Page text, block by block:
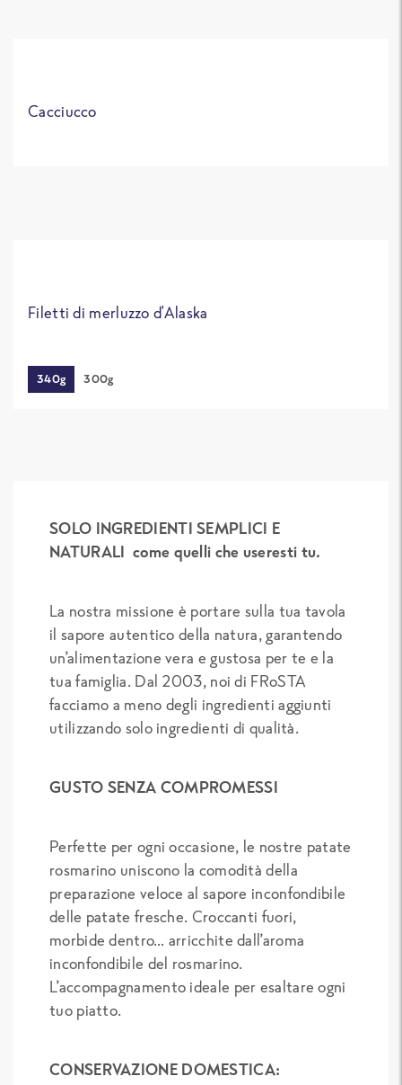
Cacciucco
Filetti di merluzzo d'Alaska
340g 300g
SOLO INGREDIENTI SEMPLICI E
NATURALI come quelli che useresti tu.
La nostra missione è portare sulla tua tavola
il sapore autentico della natura, garantendo
un’alimentazione vera e gustosa per te e la
tua famiglia. Dal 2003, noi di FRoSTA
facciamo a meno degli ingredienti aggiunti
utilizzando solo ingredienti di qualità.
GUSTO SENZA COMPROMESSI
Perfette per ogni occasione, le nostre patate
rosmarino uniscono la comodità della
preparazione veloce al sapore inconfondibile
delle patate fresche. Croccanti fuori,
morbide dentro… arricchite dall’aroma
inconfondibile del rosmarino.
L’accompagnamento ideale per esaltare ogni
tuo piatto.
CONSERVAZIONE DOMESTICA: